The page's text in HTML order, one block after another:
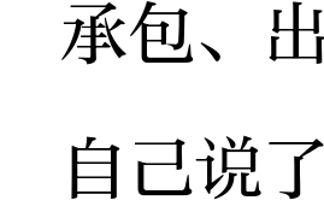
承包、
自己说